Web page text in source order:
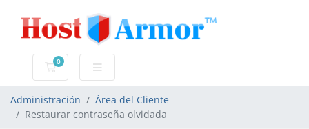
0
Carro de Pedidos
Administración
Área del Cliente
Restaurar contraseña olvidada